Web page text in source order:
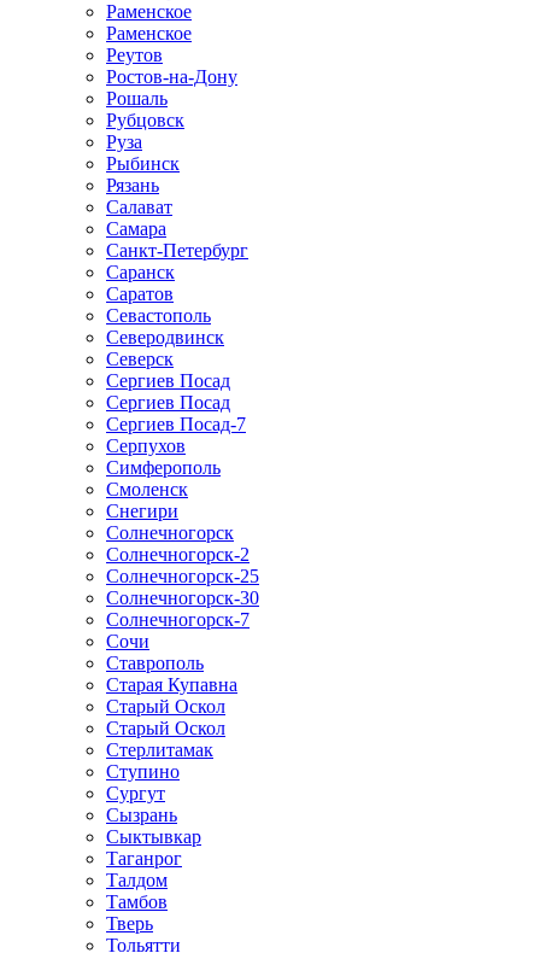
Раменское
Раменское
Реутов
Ростов-на-Дону
Рошаль
Рубцовск
Руза
Рыбинск
Рязань
Салават
Самара
Санкт-Петербург
Саранск
Саратов
Севастополь
Северодвинск
Северск
Сергиев Посад
Сергиев Посад
Сергиев Посад-7
Серпухов
Симферополь
Смоленск
Снегири
Солнечногорск
Солнечногорск-2
Солнечногорск-25
Солнечногорск-30
Солнечногорск-7
Сочи
Ставрополь
Старая Купавна
Старый Оскол
Старый Оскол
Стерлитамак
Ступино
Сургут
Сызрань
Сыктывкар
Таганрог
Талдом
Тамбов
Тверь
Тольятти